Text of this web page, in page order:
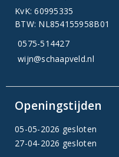
KvK: 60995335
BTW: NL854155958B01
0575-514427
wijn@schaapveld.nl
Openingstijden
05-05-2026 gesloten
27-04-2026 gesloten